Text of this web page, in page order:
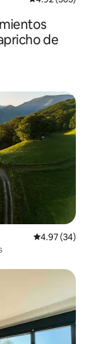
de
Calificación
4.97 (34)